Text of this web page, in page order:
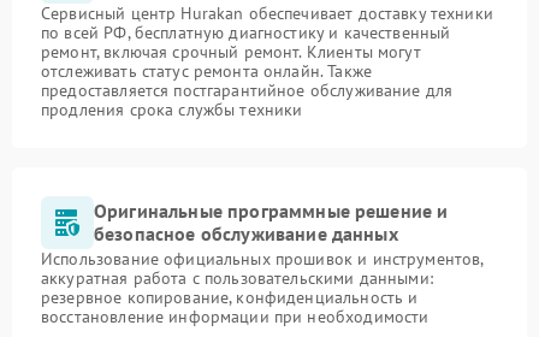
Сервисный центр Hurakan обеспечивает доставку техники
по всей РФ, бесплатную диагностику и качественный
ремонт, включая срочный ремонт. Клиенты могут
отслеживать статус ремонта онлайн. Также
предоставляется постгарантийное обслуживание для
продления срока службы техники
Оригинальные программные решение и
безопасное обслуживание данных
Использование официальных прошивок и инструментов,
аккуратная работа с пользовательскими данными:
резервное копирование, конфиденциальность и
восстановление информации при необходимости